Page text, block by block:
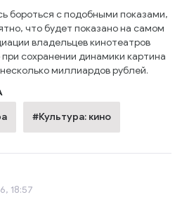
бороться с подобными показами,
что будет показано на самом
владельцев кинотеатров
сохранении динамики картина
миллиардов рублей.
#Культура: кино
18:57